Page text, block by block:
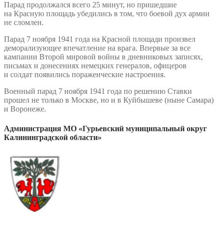
Парад продолжался всего 25 минут, но пришедшие
на Красную площадь убедились в том, что боевой дух армии
не сломлен.
Парад 7 ноября 1941 года на Красной площади произвел
деморализующее впечатление на врага. Впервые за все
кампании Второй мировой войны в дневниковых записях,
письмах и донесениях немецких генералов, офицеров
и солдат появились пораженческие настроения.
Военный парад 7 ноября 1941 года по решению Ставки
прошел не только в Москве, но и в Куйбышеве (ныне Самара)
и Воронеже.
Администрация МО «Гурьевский муниципальный округ
Калининградской области»